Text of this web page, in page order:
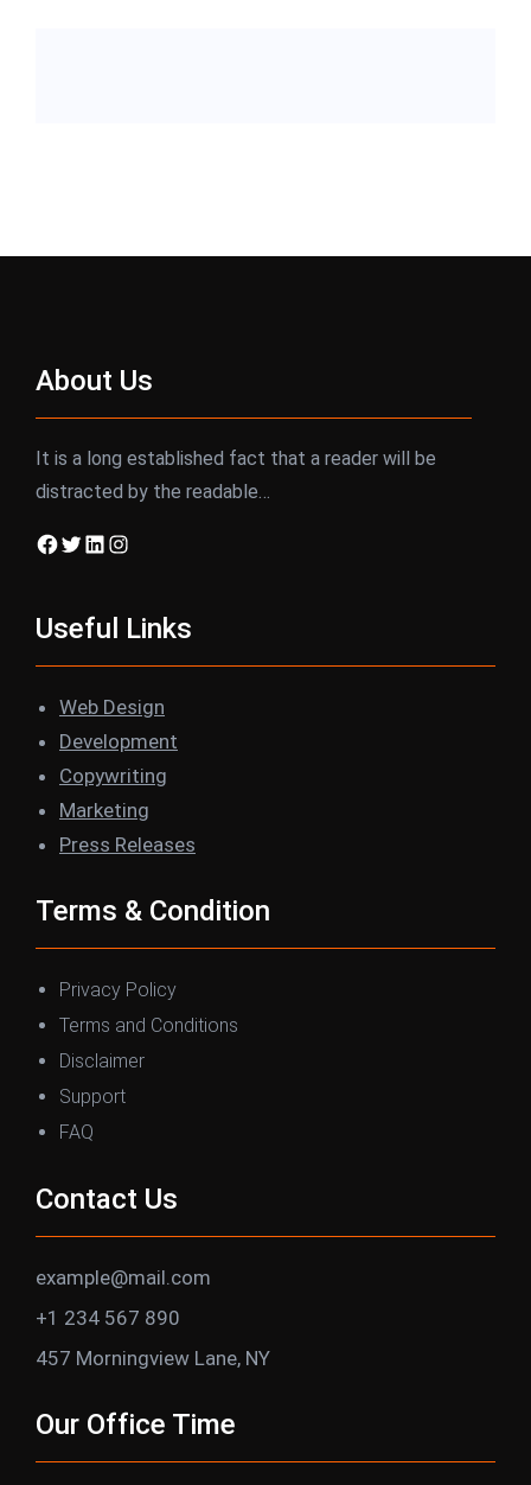
About Us
It is a long established fact that a reader will be
distracted by the readable…
Facebook Twitter LinkedIn Instagram
Useful Links
Web Design
Development
Copywriting
Marketing
Press Releases
Terms & Condition
Privacy Policy
Terms and Conditions
Disclaimer
Support
FAQ
Contact Us
example@mail.com
+1 234 567 890
457 Morningview Lane, NY
Our Office Time